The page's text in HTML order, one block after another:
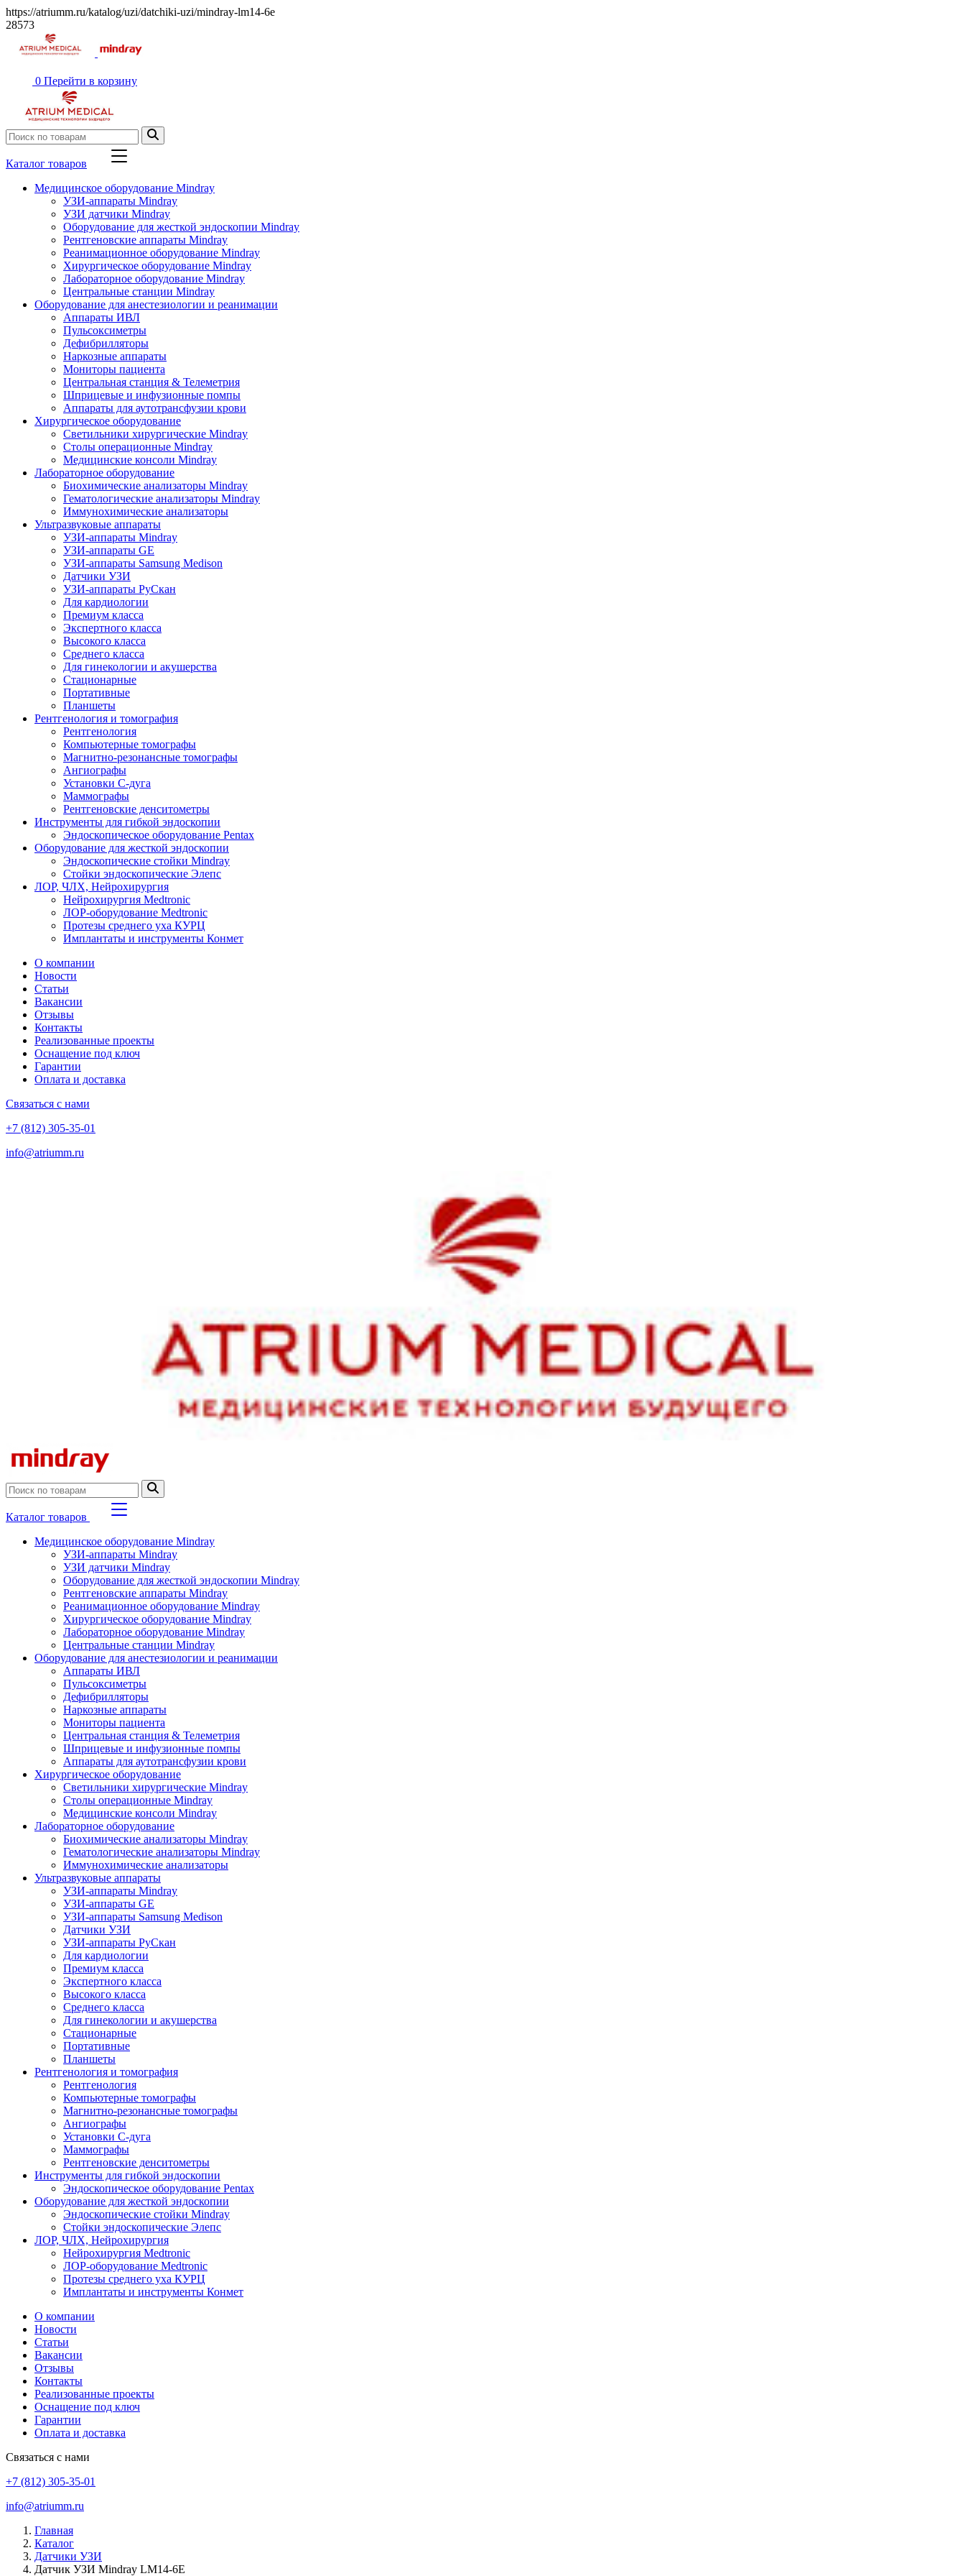
https://atriumm.ru/katalog/uzi/datchiki-uzi/mindray-lm14-6e
28573
0 Перейти в корзину
Каталог товаров
Медицинское оборудование Mindray
УЗИ-аппараты Mindray
УЗИ датчики Mindray
Оборудование для жесткой эндоскопии Mindray
Рентгеновские аппараты Mindray
Реанимационное оборудование Mindray
Хирургическое оборудование Mindray
Лабораторное оборудование Mindray
Центральные станции Mindray
Оборудование для анестезиологии и реанимации
Аппараты ИВЛ
Пульсоксиметры
Дефибрилляторы
Наркозные аппараты
Мониторы пациента
Центральная станция & Телеметрия
Шприцевые и инфузионные помпы
Аппараты для аутотрансфузии крови
Хирургическое оборудование
Светильники хирургические Mindray
Столы операционные Mindray
Медицинские консоли Mindray
Лабораторное оборудование
Биохимические анализаторы Mindray
Гематологические анализаторы Mindray
Иммунохимические анализаторы
Ультразвуковые аппараты
УЗИ-аппараты Mindray
УЗИ-аппараты GE
УЗИ-аппараты Samsung Medison
Датчики УЗИ
УЗИ-аппараты РуСкан
Для кардиологии
Премиум класса
Экспертного класса
Высокого класса
Среднего класса
Для гинекологии и акушерства
Стационарные
Портативные
Планшеты
Рентгенология и томография
Рентгенология
Компьютерные томографы
Магнитно-резонансные томографы
Ангиографы
Установки С-дуга
Маммографы
Рентгеновские денситометры
Инструменты для гибкой эндоскопии
Эндоскопическое оборудование Pentax
Оборудование для жесткой эндоскопии
Эндоскопические стойки Mindray
Стойки эндоскопические Элепс
ЛОР, ЧЛХ, Нейрохирургия
Нейрохирургия Medtronic
ЛОР-оборудование Medtronic
Протезы среднего уха КУРЦ
Имплантаты и инструменты Конмет
О компании
Новости
Статьи
Вакансии
Отзывы
Контакты
Реализованные проекты
Оснащение под ключ
Гарантии
Оплата и доставка
Связаться с нами
+7 (812) 305-35-01
info@atriumm.ru
Каталог товаров
Медицинское оборудование Mindray
УЗИ-аппараты Mindray
УЗИ датчики Mindray
Оборудование для жесткой эндоскопии Mindray
Рентгеновские аппараты Mindray
Реанимационное оборудование Mindray
Хирургическое оборудование Mindray
Лабораторное оборудование Mindray
Центральные станции Mindray
Оборудование для анестезиологии и реанимации
Аппараты ИВЛ
Пульсоксиметры
Дефибрилляторы
Наркозные аппараты
Мониторы пациента
Центральная станция & Телеметрия
Шприцевые и инфузионные помпы
Аппараты для аутотрансфузии крови
Хирургическое оборудование
Светильники хирургические Mindray
Столы операционные Mindray
Медицинские консоли Mindray
Лабораторное оборудование
Биохимические анализаторы Mindray
Гематологические анализаторы Mindray
Иммунохимические анализаторы
Ультразвуковые аппараты
УЗИ-аппараты Mindray
УЗИ-аппараты GE
УЗИ-аппараты Samsung Medison
Датчики УЗИ
УЗИ-аппараты РуСкан
Для кардиологии
Премиум класса
Экспертного класса
Высокого класса
Среднего класса
Для гинекологии и акушерства
Стационарные
Портативные
Планшеты
Рентгенология и томография
Рентгенология
Компьютерные томографы
Магнитно-резонансные томографы
Ангиографы
Установки С-дуга
Маммографы
Рентгеновские денситометры
Инструменты для гибкой эндоскопии
Эндоскопическое оборудование Pentax
Оборудование для жесткой эндоскопии
Эндоскопические стойки Mindray
Стойки эндоскопические Элепс
ЛОР, ЧЛХ, Нейрохирургия
Нейрохирургия Medtronic
ЛОР-оборудование Medtronic
Протезы среднего уха КУРЦ
Имплантаты и инструменты Конмет
О компании
Новости
Статьи
Вакансии
Отзывы
Контакты
Реализованные проекты
Оснащение под ключ
Гарантии
Оплата и доставка
Связаться с нами
+7 (812) 305-35-01
info@atriumm.ru
Главная
Каталог
Датчики УЗИ
Датчик УЗИ Mindray LM14-6E